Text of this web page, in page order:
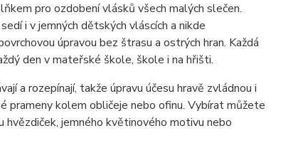
pro ozdobení vlásků všech malých slečen.
i v jemných dětských vláscích a nikde
úpravou bez štrasu a ostrých hran. Každá
den v mateřské škole, škole i na hřišti.
a rozepínají, takže úpravu účesu hravě zvládnou i
prameny kolem obličeje nebo ofinu. Vybírat můžete
hvězdiček, jemného květinového motivu nebo